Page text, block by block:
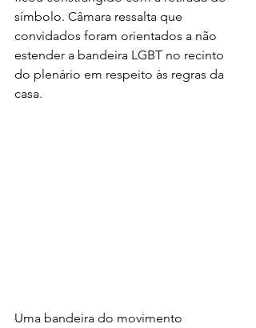
símbolo. Câmara ressalta que
convidados foram orientados a não
estender a bandeira LGBT no recinto
do plenário em respeito às regras da
casa.
Uma bandeira do movimento